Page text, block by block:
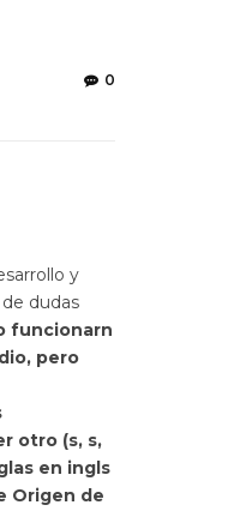
0
y
dudas
funcionarn
pero
otro (s, s,
en ingls
Origen de